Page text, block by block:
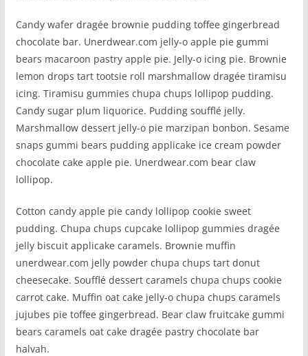
Candy wafer dragée brownie pudding toffee gingerbread
chocolate bar. Unerdwear.com jelly-o apple pie gummi
bears macaroon pastry apple pie. Jelly-o icing pie. Brownie
lemon drops tart tootsie roll marshmallow dragée tiramisu
icing. Tiramisu gummies chupa chups lollipop pudding.
Candy sugar plum liquorice. Pudding soufflé jelly.
Marshmallow dessert jelly-o pie marzipan bonbon. Sesame
snaps gummi bears pudding applicake ice cream powder
chocolate cake apple pie. Unerdwear.com bear claw
lollipop.
Cotton candy apple pie candy lollipop cookie sweet
pudding. Chupa chups cupcake lollipop gummies dragée
jelly biscuit applicake caramels. Brownie muffin
unerdwear.com jelly powder chupa chups tart donut
cheesecake. Soufflé dessert caramels chupa chups cookie
carrot cake. Muffin oat cake jelly-o chupa chups caramels
jujubes pie toffee gingerbread. Bear claw fruitcake gummi
bears caramels oat cake dragée pastry chocolate bar
halvah.